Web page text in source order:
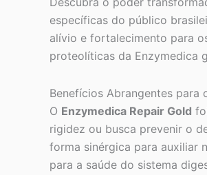
específicas do público
alívio e fortalecimento para
proteolíticas da Enzymedica
Benefícios Abrangentes para
O Enzymedica Repair Gold
rigidez ou busca prevenir o
forma sinérgica para auxiliar
para a saúde do sistema